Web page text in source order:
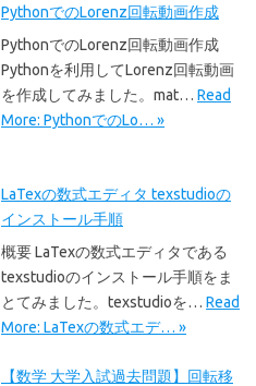
PythonでのLorenz回転動画作成
PythonでのLorenz回転動画作成
Pythonを利用してLorenz回転動画
を作成してみました。mat… Read
More: PythonでのLo… »
LaTexの数式エディタ texstudioの
インストール手順
概要 LaTexの数式エディタである
texstudioのインストール手順をま
とてみました。texstudioを… Read
More: LaTexの数式エデ… »
【数学 大学入試過去問題】回転移